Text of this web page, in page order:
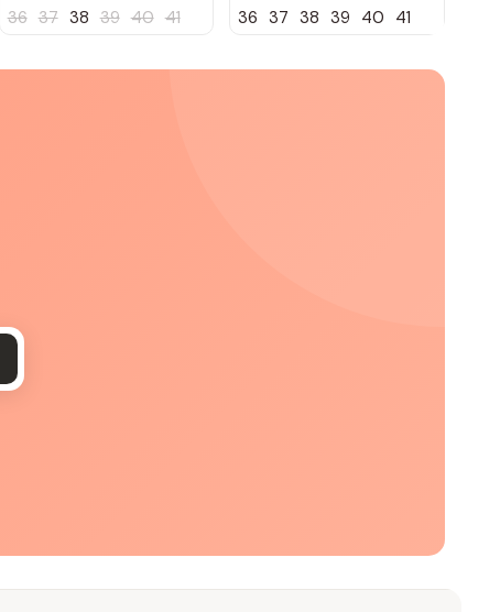
36 37 38 39 40 41 36 37 38 39 40 41